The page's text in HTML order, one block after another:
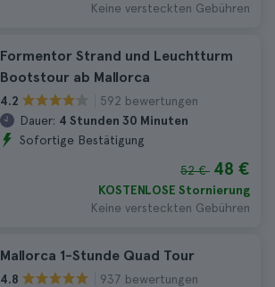
Keine versteckten Gebühren
Formentor Strand und Leuchtturm
Bootstour ab Mallorca
4.2
592 bewertungen
Dauer: 4 Stunden 30 Minuten
Sofortige Bestätigung
52 € 48 €
KOSTENLOSE Stornierung
Keine versteckten Gebühren
Mallorca 1-Stunde Quad Tour
4.8
937 bewertungen